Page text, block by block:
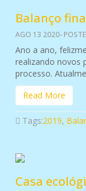
Balanço
AGO 13 2020-
Ano a ano,
realizando novos
processo.
Read More
Tags:2019,
Casa